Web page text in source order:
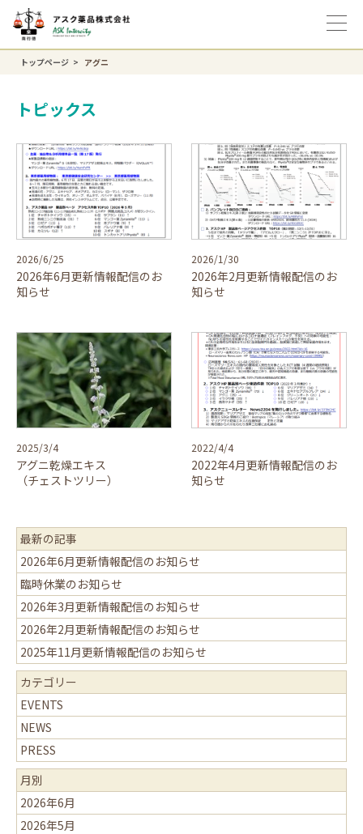
トップページ アグニ
トピックス
2026/6/25
2026年6月更新情報配信のお
知らせ
2026/1/30
2026年2月更新情報配信のお
知らせ
2025/3/4
アグニ乾燥エキス
（チェストツリー）
2022/4/4
2022年4月更新情報配信のお
知らせ
最新の記事
2026年6月更新情報配信のお知らせ
臨時休業のお知らせ
2026年3月更新情報配信のお知らせ
2026年2月更新情報配信のお知らせ
2025年11月更新情報配信のお知らせ
カテゴリー
EVENTS
NEWS
PRESS
月別
2026年6月
2026年5月